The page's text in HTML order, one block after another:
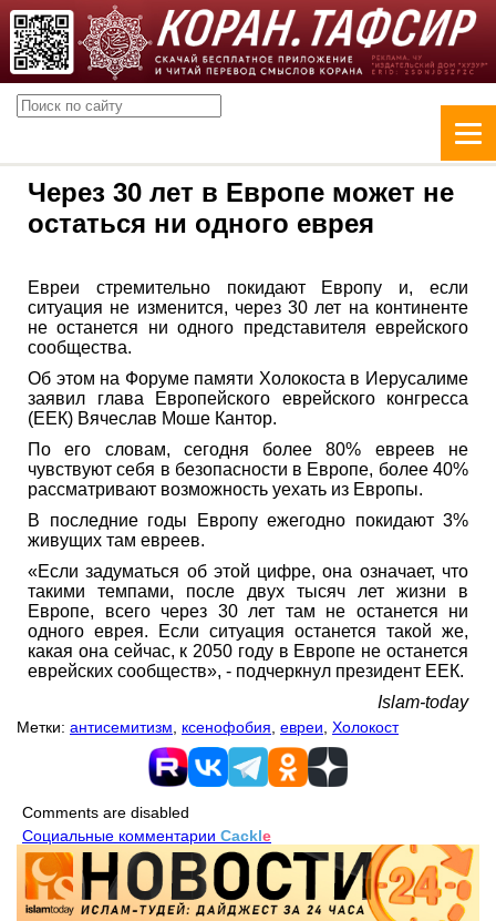
Через 30 лет в Европе может не
остаться ни одного еврея
Евреи стремительно покидают Европу и, если
ситуация не изменится, через 30 лет на континенте
не останется ни одного представителя еврейского
сообщества.
Об этом на Форуме памяти Холокоста в Иерусалиме
заявил глава Европейского еврейского конгресса
(ЕЕК) Вячеслав Моше Кантор.
По его словам, сегодня более 80% евреев не
чувствуют себя в безопасности в Европе, более 40%
рассматривают возможность уехать из Европы.
В последние годы Европу ежегодно покидают 3%
живущих там евреев.
«Если задуматься об этой цифре, она означает, что
такими темпами, после двух тысяч лет жизни в
Европе, всего через 30 лет там не останется ни
одного еврея. Если ситуация останется такой же,
какая она сейчас, к 2050 году в Европе не останется
еврейских сообществ», - подчеркнул президент ЕЕК.
Islam-today
Метки: антисемитизм ксенофобия евреи Холокост
Comments are disabled
Социальные комментарии Cackle